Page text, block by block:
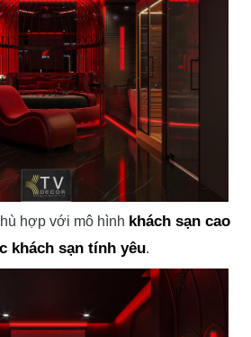
hợp với mô hình khách sạn cao
khách sạn tính yêu.